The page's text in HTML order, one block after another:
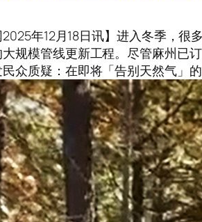
2025年12月18日讯】进入冬季，
规模管线更新工程。尽管麻州已
众质疑：在即将「告别天然气」